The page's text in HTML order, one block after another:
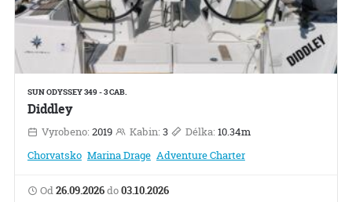
SUN ODYSSEY 349 - 3 CAB.
Diddley
Vyrobeno: 2019 Kabin: 3 Délka: 10.34m
Chorvatsko Marina Drage Adventure Charter
Od26.09.2026do03.10.2026